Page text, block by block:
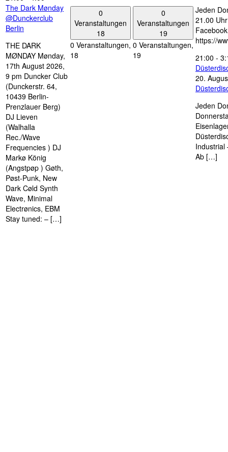
The Dark Mønday
@Dunckerclub
Berlin
THE DARK
MØNDAY Mønday,
17th August 2026,
9 pm Duncker Club
(Dunckerstr. 64,
10439 Berlin-
Prenzlauer Berg)
DJ Lieven
(Walhalla
Rec./Wave
Frequencies ) DJ
Markø König
(Angstpøp ) Gøth,
Pøst-Punk, New
Dark Cøld Synth
Wave, Minimal
Electrønics, EBM
Stay tuned: – […]
0
Veranstaltungen
18
0 Veranstaltungen,
18
0
Veranstaltungen
19
0 Veranstaltungen,
19
Jeden
21.00
https://
21:00 -
20.
Jeden
Industrial
Ab […]